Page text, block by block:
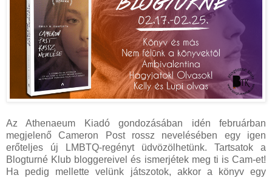
Az Athenaeum Kiadó gondozásában idén februárban
megjelenő Cameron Post rossz nevelésében egy igen
erőteljes új LMBTQ-regényt üdvözölhetünk. Tartsatok a
Blogturné Klub bloggereivel és ismerjétek meg ti is Cam-et!
Ha pedig mellette velünk játszotok, akkor a könyv egy